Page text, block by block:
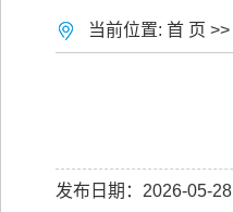
当前位置: 首 页 >>
发布日期：2026-05-28